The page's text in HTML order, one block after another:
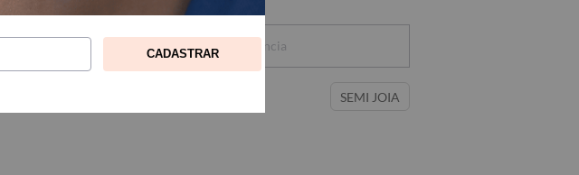
Ordenar Por Relevância
SEMI JOIA
CADASTRAR